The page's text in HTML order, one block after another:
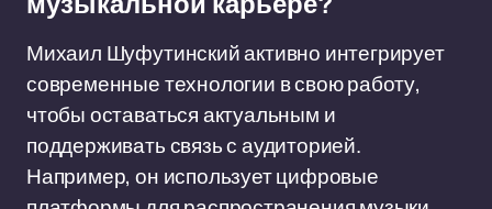
Михаил Шуфутинский активно интегрирует
современные технологии в свою работу,
чтобы оставаться актуальным и
поддерживать связь с аудиторией.
Например, он использует цифровые